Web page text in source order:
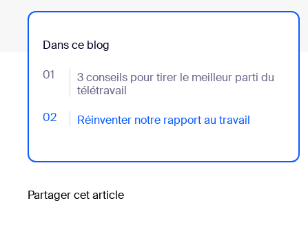
Dans ce blog
01
3 conseils pour tirer le meilleur parti du
télétravail
- Jumplink to 3 conseils pour tirer le meilleur parti du
02 Réinventer notre rapport au travail
- Jumplink to Réinventer notre rapport au travail
Partager cet article